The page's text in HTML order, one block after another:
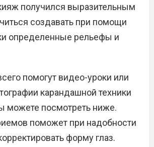
получился выразительным
создавать при помощи
определенные рельефы и
помогут видео-уроки или
карандашной техники
можете посмотреть ниже.
поможет при надобности
форму глаз.